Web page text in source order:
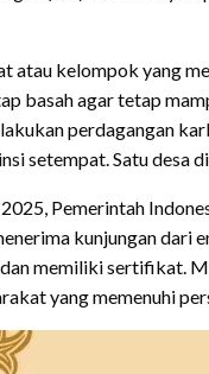
atau kelompok yang
basah agar tetap
perdagangan
setempat. Satu desa
Pemerintah
kunjungan
memiliki sertifikat.
yang memenuhi